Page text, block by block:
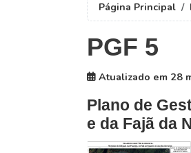
Página Principal
PGF 5
Atualizado em 28
Plano de
e da Fajã da